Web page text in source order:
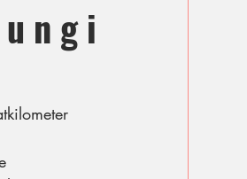
n g i